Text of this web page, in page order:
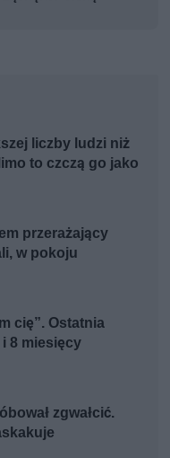
liczby ludzi niż
to czczą go jako
przerażający
w pokoju
cię”. Ostatnia
8 miesięcy
zgwałcić.